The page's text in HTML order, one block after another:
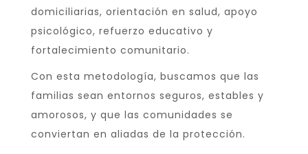
domiciliarias, orientación en salud, apoyo
psicológico, refuerzo educativo y
fortalecimiento comunitario.
Con esta metodología, buscamos que las
familias sean entornos seguros, estables y
amorosos, y que las comunidades se
conviertan en aliadas de la protección.